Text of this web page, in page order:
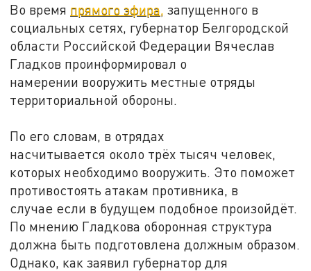
Во время прямого эфира, запущенного в
социальных сетях, губернатор Белгородской
области Российской Федерации Вячеслав
Гладков проинформировал о
намерении вооружить местные отряды
территориальной обороны.
По его словам, в отрядах
насчитывается около трёх тысяч человек,
которых необходимо вооружить. Это поможет
противостоять атакам противника, в
случае если в будущем подобное произойдёт.
По мнению Гладкова оборонная структура
должна быть подготовлена должным образом.
Однако, как заявил губернатор для